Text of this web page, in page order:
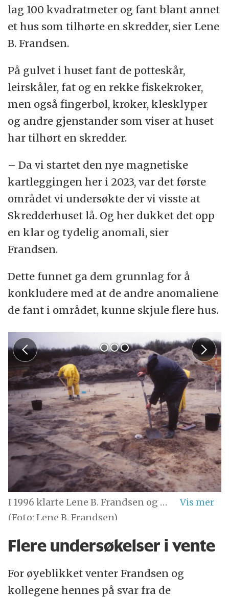
Senere rev han skjegget av en person fra
Varde.
Kilde: Gamle fiskerleirer på Sørvest-Jylland
lag 100 kvadratmeter og fant blant annet
et hus som tilhørte en skredder, sier Lene
B. Frandsen.
På gulvet i huset fant de potteskår,
leirskåler, fat og en rekke fiskekroker,
men også fingerbøl, kroker, klesklyper
og andre gjenstander som viser at huset
har tilhørt en skredder.
– Da vi startet den nye magnetiske
kartleggingen her i 2023, var det første
området vi undersøkte der vi visste at
Skredderhuset lå. Og her dukket det opp
en klar og tydelig anomali, sier
Frandsen.
Dette funnet ga dem grunnlag for å
konkludere med at de andre anomaliene
de fant i området, kunne skjule flere hus.
I 1996 klarte Lene B. Frandsen og hennes kolleger restene av et hus som har tilhørt en skredder i Sønderside. Kort tid etter at bildene ovenfor ble tatt, ble vestkysten - ironisk nok - rammet av en kraftig storm som satte en stopper for utgravningene på Sønderside.
(Foto: Lene B. Frandsen)
Flere undersøkelser i vente
For øyeblikket venter Frandsen og
kollegene hennes på svar fra de